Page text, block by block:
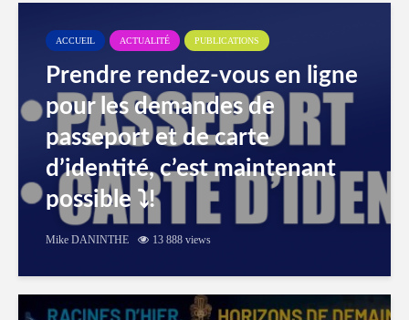
ACCUEIL ACTUALITÉ PUBLICATIONS
Prendre rendez-vous en ligne
pour les demandes de
passeport et de carte
d’identité, c’est maintenant
possible ⤵️!
Mike DANINTHE 13 888 views